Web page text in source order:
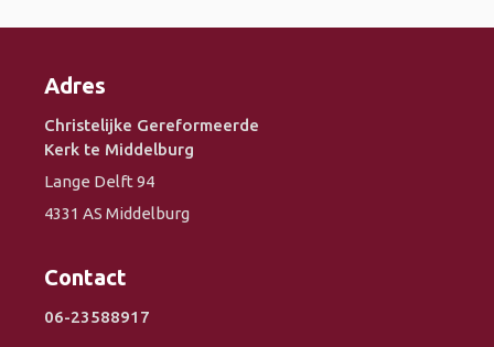
Adres
Christelijke Gereformeerde
Kerk te Middelburg
Lange Delft 94
4331 AS Middelburg
Contact
06-23588917